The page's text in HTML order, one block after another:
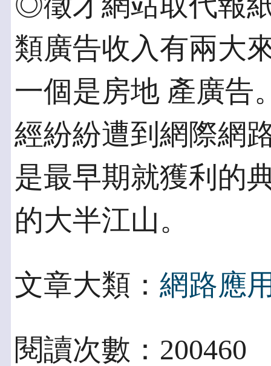
類廣告收入有兩大
一個是房地 產廣告
經紛紛遭到網際網
是最早期就獲利的
的大半江山。
文章大類： 網路應
閱讀次數：